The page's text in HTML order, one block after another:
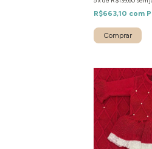
R$663,10 com
Comprar